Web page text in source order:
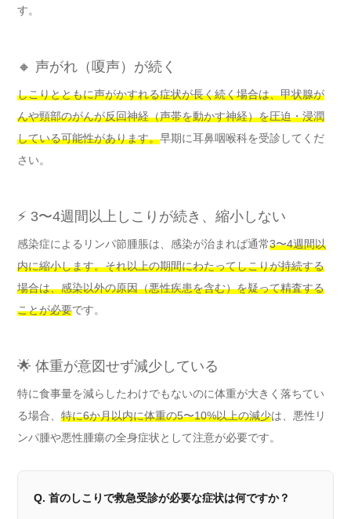
す。
🔸 声がれ（嗄声）が続く
しこりとともに声がかすれる症状が長く続く場合は、甲状腺が
んや頸部のがんが反回神経（声帯を動かす神経）を圧迫・浸潤
している可能性があります。早期に耳鼻咽喉科を受診してくだ
さい。
⚡ 3〜4週間以上しこりが続き、縮小しない
感染症によるリンパ節腫脹は、感染が治まれば通常3〜4週間以
内に縮小します。それ以上の期間にわたってしこりが持続する
場合は、感染以外の原因（悪性疾患を含む）を疑って精査する
ことが必要です。
🌟 体重が意図せず減少している
特に食事量を減らしたわけでもないのに体重が大きく落ちてい
る場合、 特に6か月以内に体重の5〜10%以上の減少は、悪性リ
ンパ腫や悪性腫瘍の全身症状として注意が必要です。
Q. 首のしこりで救急受診が必要な症状は何ですか？